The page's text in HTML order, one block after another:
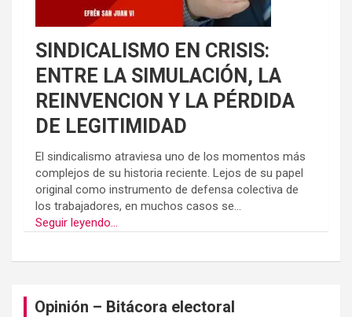
SINDICALISMO EN CRISIS:
ENTRE LA SIMULACIÓN, LA
REINVENCION Y LA PÉRDIDA
DE LEGITIMIDAD
El sindicalismo atraviesa uno de los momentos más
complejos de su historia reciente. Lejos de su papel
original como instrumento de defensa colectiva de
los trabajadores, en muchos casos se...
Seguir leyendo...
Opinión – Bitácora electoral